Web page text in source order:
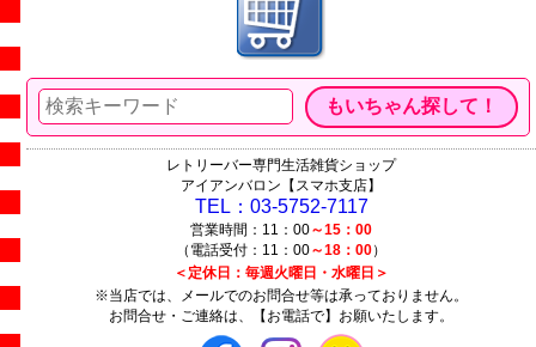
レトリーバー専門生活雑貨ショップ
アイアンバロン【スマホ支店】
TEL：03-5752-7117
営業時間：11：00～15：00
（電話受付：11：00～18：00）
＜定休日：毎週火曜日・水曜日＞
※当店では、メールでのお問合せ等は承っておりません。
お問合せ・ご連絡は、【お電話で】お願いたします。